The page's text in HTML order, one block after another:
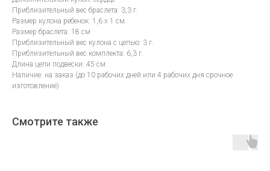
Приблизительный вес браслета: 3,3 г.
Размер кулона ребенок: 1,6 х 1 см
Размер браслета: 18 см
Приблизительный вес кулона с цепью: 3 г.
Приблизительный вес комплекта: 6,3 г.
Длина цепи подвески: 45 см
Наличие: на заказ (до 10 рабочих дней или 4 рабочих дня срочное
изготовление)
Смотрите также